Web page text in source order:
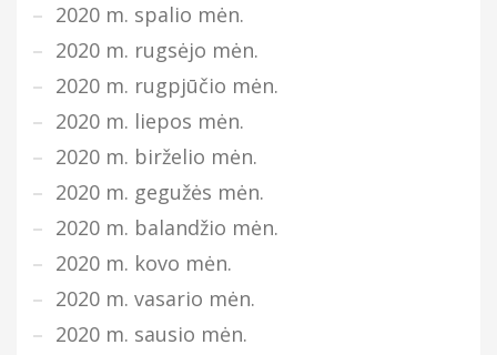
2020 m. spalio mėn.
2020 m. rugsėjo mėn.
2020 m. rugpjūčio mėn.
2020 m. liepos mėn.
2020 m. birželio mėn.
2020 m. gegužės mėn.
2020 m. balandžio mėn.
2020 m. kovo mėn.
2020 m. vasario mėn.
2020 m. sausio mėn.